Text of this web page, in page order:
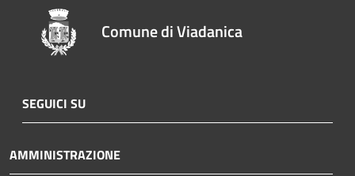
Comune di Viadanica
SEGUICI SU
AMMINISTRAZIONE